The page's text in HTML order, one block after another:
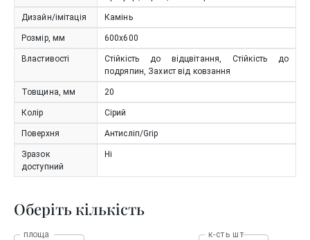
Дизайн/імітація Камінь
Розмір, мм 600x600
Властивості
Стійкість до відцвітання, Стійкість до
подряпин, Захист від ковзання
Товщина, мм 20
Колір Сірий
Поверхня Антисліп/Grip
Зразок
доступний
Ні
Оберіть кількість
площа к-сть шт